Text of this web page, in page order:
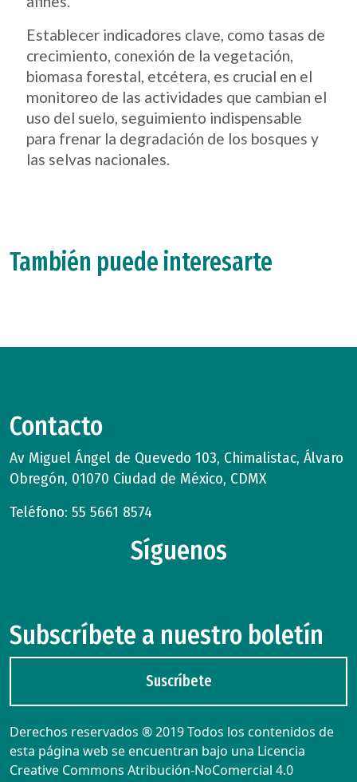
Establecer indicadores clave, como tasas de
crecimiento, conexión de la vegetación,
biomasa forestal, etcétera, es crucial en el
monitoreo de las actividades que cambian el
uso del suelo, seguimiento indispensable
para frenar la degradación de los bosques y
las selvas nacionales.
También puede interesarte
Contacto
Av Miguel Ángel de Quevedo 103, Chimalistac, Álvaro
Obregón, 01070 Ciudad de México, CDMX
Teléfono: 55 5661 8574
Síguenos
Subscríbete a nuestro boletín
Suscríbete
Derechos reservados ® 2019 Todos los contenidos de
esta página web se encuentran bajo una Licencia
Creative Commons Atribución-NoComercial 4.0